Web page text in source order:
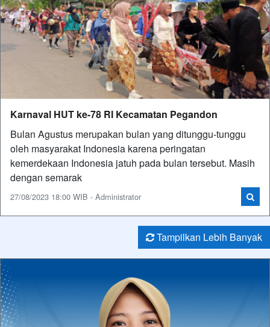
Karnaval HUT ke-78 RI Kecamatan Pegandon
Bulan Agustus merupakan bulan yang ditunggu-tunggu
oleh masyarakat Indonesia karena peringatan
kemerdekaan Indonesia jatuh pada bulan tersebut. Masih
dengan semarak
27/08/2023 18:00 WIB - Administrator
Tampilkan Lebih Banyak